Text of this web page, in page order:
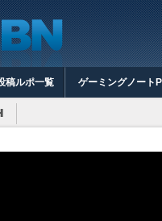
稿ルポ一覧 ゲーミングノート